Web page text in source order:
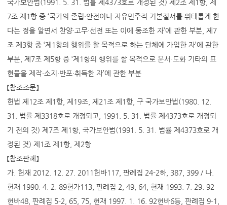
국가보안법(1991. 5. 31. 법률 제4373호로 개정된 것) 제2조 제1항, 제
7조 제1항 중 ‘국가의 존립·안전이나 자유민주적 기본질서를 위태롭게 한
다는 정을 알면서 찬양·고무·선전 또는 이에 동조한 자’에 관한 부분, 제7
조 제3항 중 ‘제1항의 행위를 할 목적으로 하는 단체에 가입한 자’에 관한
부분, 제7조 제5항 중 ‘제1항의 행위를 할 목적으로 문서·도화 기타의 표
현물을 제작·소지·반포·취득한 자’에 관한 부분
【참조조문】
헌법 제12조 제1항, 제19조, 제21조 제1항, 구 국가보안법(1980. 12.
31. 법률 제3318호로 개정되고, 1991. 5. 31. 법률 제4373호로 개정되
기 전의 것) 제7조 제1항, 국가보안법(1991. 5. 31. 법률 제4373호로 개
정된 것) 제1조 제1항, 제2항
【참조판례】
가. 헌재 2012. 12. 27. 2011헌바117, 판례집 24-2하, 387, 399 / 나.
헌재 1990. 4. 2. 89헌가113, 판례집 2, 49, 64, 헌재 1993. 7. 29. 92
헌바48, 판례집 5-2, 65, 75, 헌재 1997. 1. 16. 92헌바6등, 판례집 9-1,